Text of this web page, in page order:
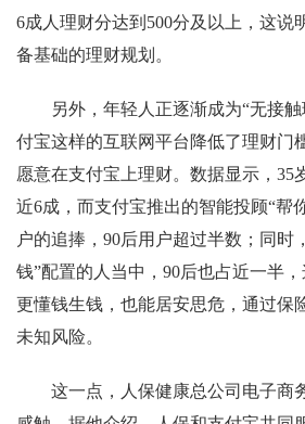
6成人理财分达到500分及以上，这说
备基础的理财规划。
另外，年轻人正逐渐成为“无接
付宝这样的互联网平台降低了理财门
愿意在支付宝上理财。数据显示，35
近6成，而支付宝推出的智能投顾“帮
户的追捧，90后用户超过半数；同时
钱”配置的人当中，90后也占近一半
更懂钱生钱，也能居安思危，通过保
未知风险。
这一点，人保健康总公司电子商